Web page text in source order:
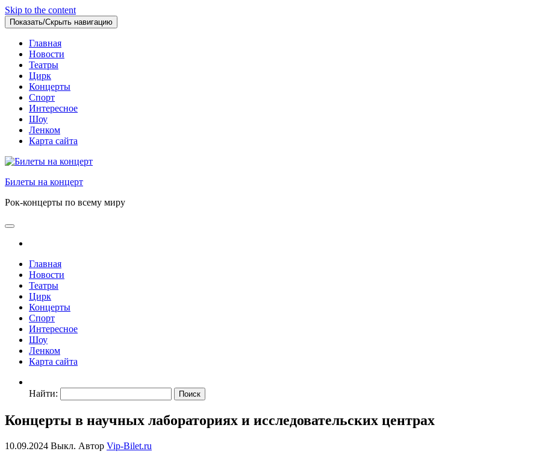
Skip to the content
Показать/Скрыть навигацию
Главная
Новости
Театры
Цирк
Концерты
Спорт
Интересное
Шоу
Ленком
Карта сайта
Билеты на концерт
Рок-концерты по всему миру
Главная
Новости
Театры
Цирк
Концерты
Спорт
Интересное
Шоу
Ленком
Карта сайта
Найти:
Концерты в научных лабораториях и исследовательских центрах
10.09.2024 Выкл. Автор Vip-Bilet.ru